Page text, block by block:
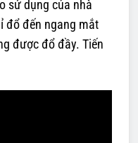
sử dụng của nhà
đổ đến ngang mắt
được đổ đầy. Tiến